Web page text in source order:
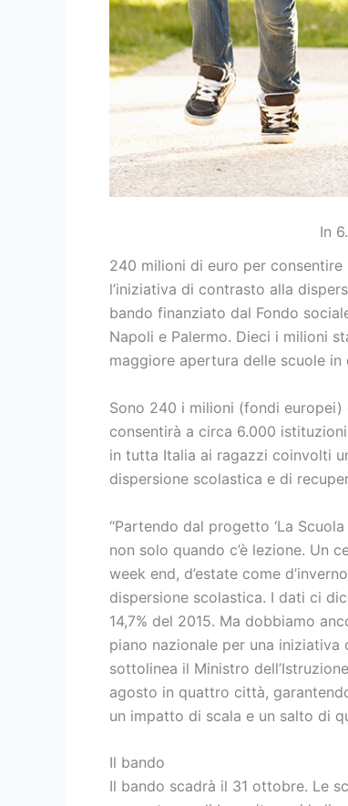
In
240 milioni di euro per consentire
l’iniziativa di contrasto alla
bando finanziato dal Fondo
Napoli e Palermo. Dieci i milioni
maggiore apertura delle scuole
Sono 240 i milioni (fondi
consentirà a circa 6.000
in tutta Italia ai ragazzi coinvolti
dispersione scolastica e di
“Partendo dal progetto ‘La
non solo quando c’è lezione. Un
week end, d’estate come
dispersione scolastica. I dati ci
14,7% del 2015. Ma dobbiamo
piano nazionale per una
sottolinea il Ministro
agosto in quattro città,
un impatto di scala e un salto di
Il bando
Il bando scadrà il 31 ottobre. Le